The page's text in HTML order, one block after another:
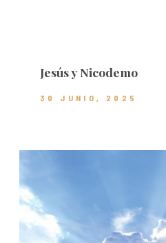
Jesús y Nicodemo
30 JUNIO, 2025